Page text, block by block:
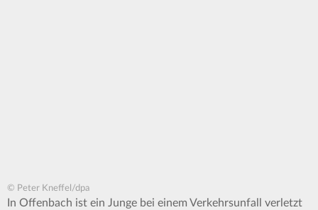
© Peter Kneffel/dpa
In Offenbach ist ein Junge bei einem Verkehrsunfall verletzt